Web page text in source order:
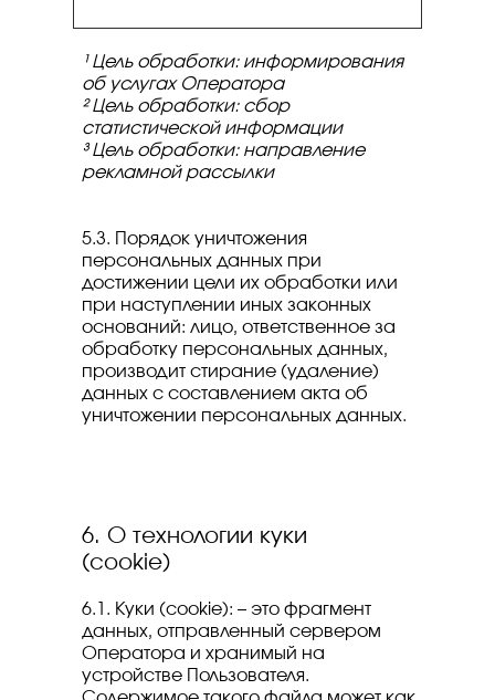
¹ Цель обработки: информирования
об услугах Оператора
² Цель обработки: сбор
статистической информации
³ Цель обработки: направление
рекламной рассылки
5.3. Порядок уничтожения
персональных данных при
достижении цели их обработки или
при наступлении иных законных
оснований: лицо, ответственное за
обработку персональных данных,
производит стирание (удаление)
данных с составлением акта об
уничтожении персональных данных.
6. О технологии куки
(cookie)
6.1. Куки (cookie): – это фрагмент
данных, отправленный сервером
Оператора и хранимый на
устройстве Пользователя.